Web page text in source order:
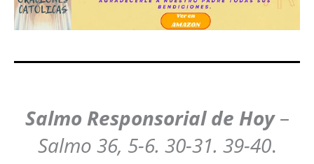
Salmo Responsorial de Hoy –
Salmo 36, 5-6. 30-31. 39-40.